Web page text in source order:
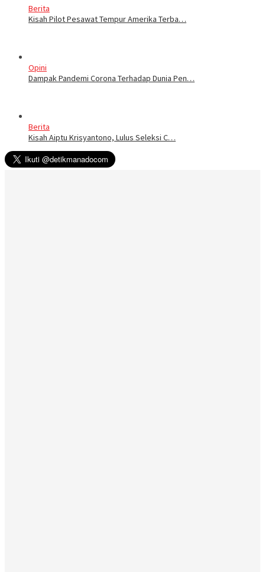
Berita
Kisah Pilot Pesawat Tempur Amerika Terba…
Opini
Dampak Pandemi Corona Terhadap Dunia Pen…
Berita
Kisah Aiptu Krisyantono, Lulus Seleksi C…